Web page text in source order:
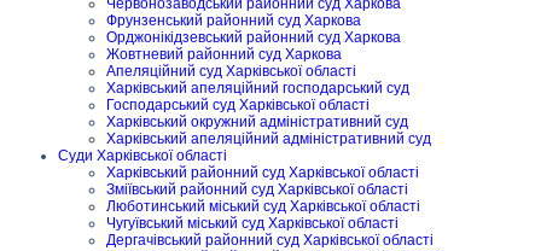
Червонозаводський районний суд Харкова
Фрунзенський районний суд Харкова
Орджонікідзевський районний суд Харкова
Жовтневий районний суд Харкова
Апеляційний суд Харківської області
Харківський апеляційний господарський суд
Господарський суд Харківської області
Харківський окружний адміністративний суд
Харківський апеляційний адміністративний суд
Суди Харківської області
Харківський районний суд Харківської області
Зміївський районний суд Харківської області
Люботинський міський суд Харківської області
Чугуївський міський суд Харківської області
Дергачівський районний суд Харківської області